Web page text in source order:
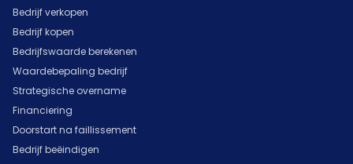
Bedrijf verkopen
Bedrijf kopen
Bedrijfswaarde berekenen
Waardebepaling bedrijf
Strategische overname
Financiering
Doorstart na faillissement
Bedrijf beëindigen